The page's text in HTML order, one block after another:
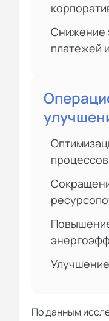
Снижение
платежей
процессов
По данным